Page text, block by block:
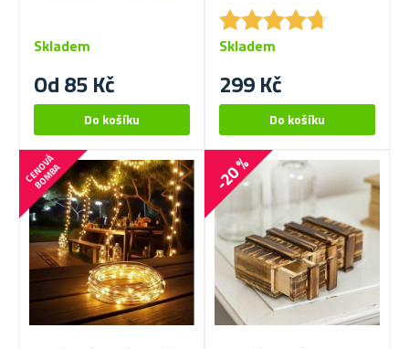
Od 85 Kč
Skladem
★★★★★
★★★★★
299 Kč
Skladem
C
E
N
O
V
Á
B
O
M
B
A -20 %